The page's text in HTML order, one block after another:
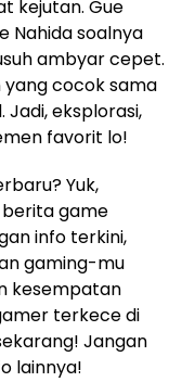
kejutan. Gue
Nahida soalnya
ambyar cepet.
cocok sama
Jadi, eksplorasi,
favorit lo!
Yuk,
game
info terkini,
gaming-mu
kesempatan
terkece di
Jangan
lainnya!